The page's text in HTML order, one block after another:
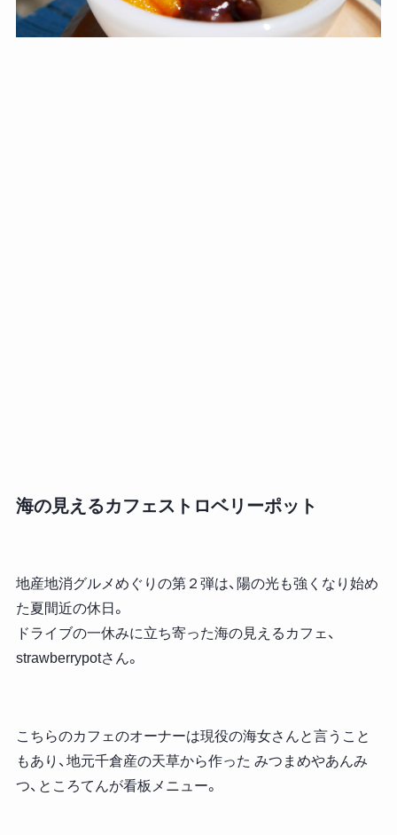
海の見えるカフェストロベリーポット
地産地消グルメめぐりの第２弾は、陽の光も強くなり始め
た夏間近の休日。
ドライブの一休みに立ち寄った海の見えるカフェ、
strawberrypotさん。
こちらのカフェのオーナーは現役の海女さんと言うこと
もあり、地元千倉産の天草から作った みつまめやあんみ
つ、ところてんが看板メニュー。